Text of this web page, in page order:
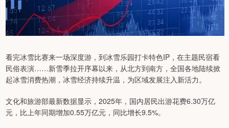
看完冰雪比赛来一场深度游，到冰雪乐园打卡特色IP，在主题民宿看
民俗表演……新雪季拉开序幕以来，从北方到南方，全国各地陆续掀
起冰雪消费热潮，冰雪经济持续升温，为区域发展注入新活力。
文化和旅游部最新数据显示，2025年，国内居民出游花费6.30万亿
元，比上年同期增加0.55万亿元，同比增长9.5%。